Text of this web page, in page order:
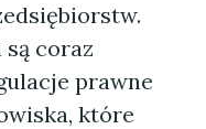
coraz
prawne
które